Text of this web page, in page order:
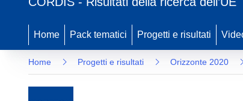
Home Pack tematici Progetti e risultati
Home Progetti e risultati Orizzonte 2020